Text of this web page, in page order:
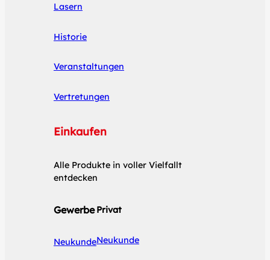
Lasern
Historie
Veranstaltungen
Vertretungen
Einkaufen
Alle Produkte in voller Vielfallt
entdecken
Gewerbe
Neukunde
Privat
Neukunde